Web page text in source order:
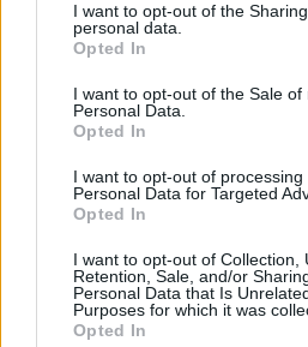
I want to opt-out of the
personal data.
Opted In
I want to opt-out of the Sale of
Personal Data.
Opted In
I want to opt-out of processing
Personal Data for Targeted
Opted In
I want to opt-out of Collection,
Retention, Sale, and/or
Personal Data that Is
Purposes for which it was
Opted In
Czytaj więcej